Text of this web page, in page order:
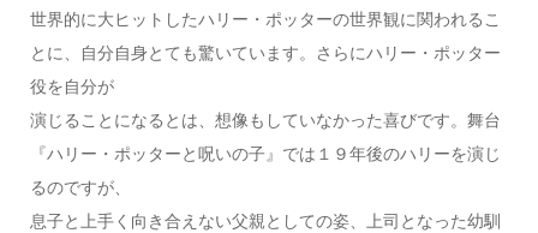
世界的に大ヒットしたハリー・ポッターの世界観に関われるこ
とに、自分自身とても驚いています。さらにハリー・ポッター
役を自分が
演じることになるとは、想像もしていなかった喜びです。舞台
『ハリー・ポッターと呪いの子』では１９年後のハリーを演じ
るのですが、
息子と上手く向き合えない父親としての姿、上司となった幼馴